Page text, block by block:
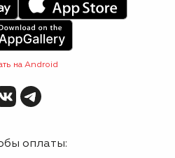
на Android
оплаты: